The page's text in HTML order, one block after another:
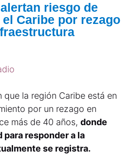
riesgo de
Caribe por rezago
que la región Caribe está en
por un rezago en
más de 40 años, donde
para responder a la
se registra.